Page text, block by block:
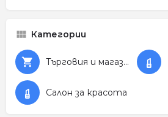
Категории
Търговия и магазини
Салон за красота